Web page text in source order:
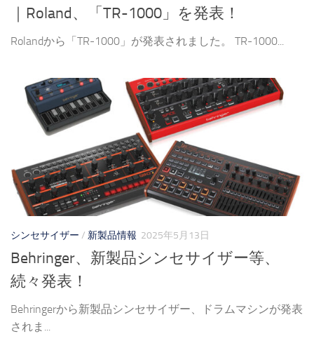
｜Roland、「TR-1000」を発表！
Rolandから「TR-1000」が発表されました。 TR-1000...
シンセサイザー / 新製品情報 2025年5月13日
Behringer、新製品シンセサイザー等、
続々発表！
Behringerから新製品シンセサイザー、ドラムマシンが発表
されま...